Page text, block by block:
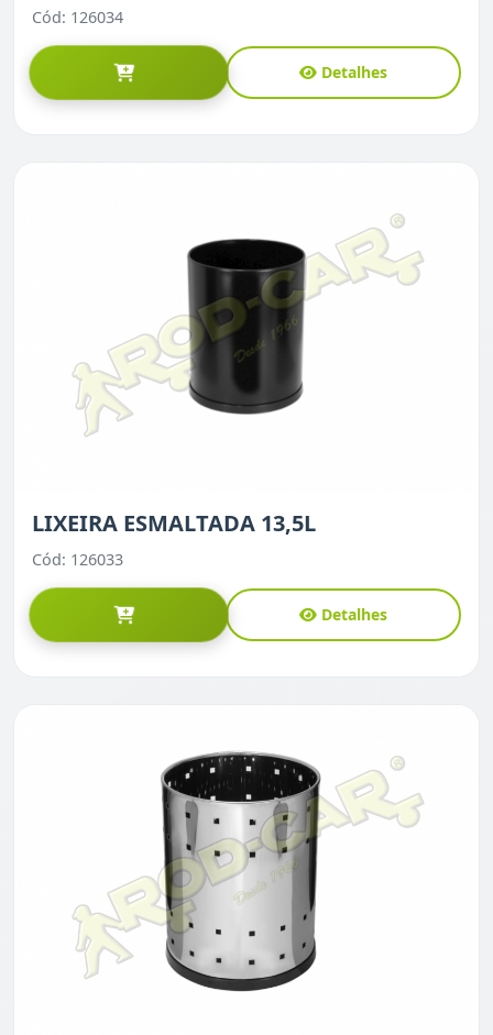
Cód: 126034
Detalhes
LIXEIRA ESMALTADA 13,5L
Cód: 126033
Detalhes